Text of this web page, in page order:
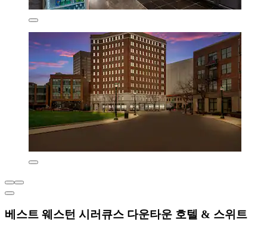
베스트 웨스턴 시러큐스 다운타운 호텔 & 스위트